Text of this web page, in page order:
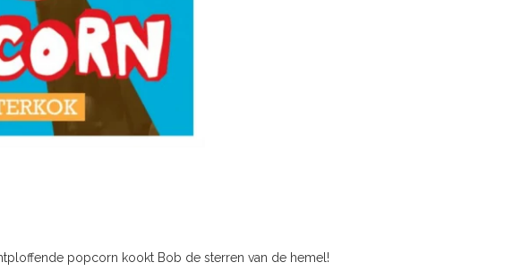
popcorn kookt Bob de sterren van de hemel!